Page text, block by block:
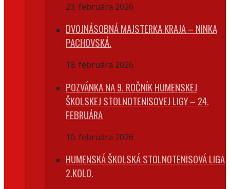
23. februára 2026
DVOJNÁSOBNÁ MAJSTERKA KRAJA – NINKA
PACHOVSKÁ.
18. februára 2026
POZVÁNKA NA 9. ROČNÍK HUMENSKEJ
ŠKOLSKEJ STOLNOTENISOVEJ LIGY – 24.
FEBRUÁRA
10. februára 2026
HUMENSKÁ ŠKOLSKÁ STOLNOTENISOVÁ LIGA
2.KOLO.